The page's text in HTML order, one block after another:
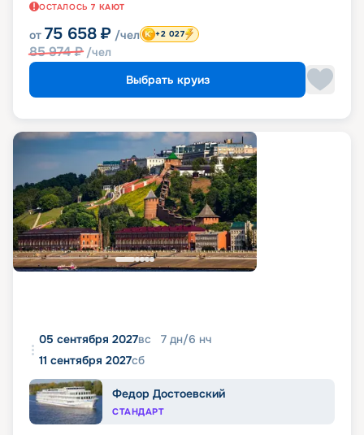
ОСТАЛОСЬ 7 КАЮТ
от 75 658 ₽ /чел
85 974₽ /чел
+2 027
Выбрать круиз
05 сентября 2027вс 7 дн/6 нч
11 сентября 2027сб
Федор Достоевский
СТАНДАРТ